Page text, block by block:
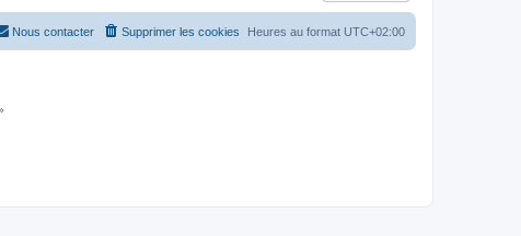
Heures au format UTC+02:00
Supprimer les cookies
Nous contacter